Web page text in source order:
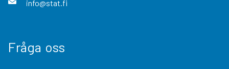
info@stat.fi
Fråga oss